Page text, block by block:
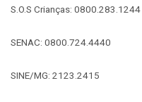
S.O.S Crianças:
SENAC: 0800.724.4440
SINE/MG: 2123.2415